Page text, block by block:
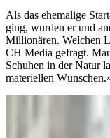
Als das ehemalige
ging, wurden er und
Millionären. Welchen
CH Media gefragt.
Schuhen in der Natur
materiellen